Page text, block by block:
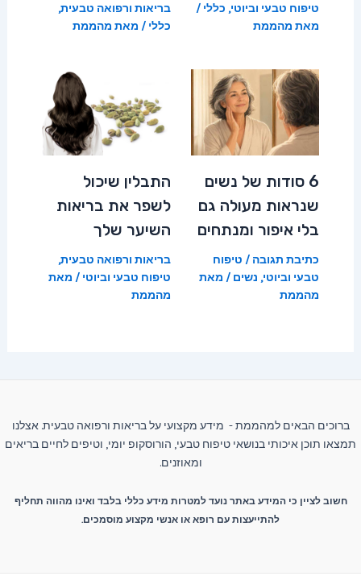
טיפוח טבעי וביוטי, כללי /
מאת מהממת
בריאות ורפואה טבעית,
כללי / מאת מהממת
6 סודות של נשים
שנראות מעולה גם
בלי איפור ומנתחים
כתיבת תגובה / טיפוח
טבעי וביוטי, נשים / מאת
מהממת
התבלין שיכול
לשפר את בריאות
השיער שלך
בריאות ורפואה טבעית,
טיפוח טבעי וביוטי / מאת
מהממת
ברוכים הבאים למהממת - מידע מקצועי על בריאות ורפואה טבעית. אצלנו
תמצאו תוכן איכותי בנושאי טיפוח טבעי, הורוסקופ יומי, וטיפים לחיים בריאים
ומאוזנים.
חשוב לציין כי המידע באתר נועד למטרות מידע כללי בלבד ואינו מהווה תחליף
להתייעצות עם רופא או אנשי מקצוע מוסמכים.